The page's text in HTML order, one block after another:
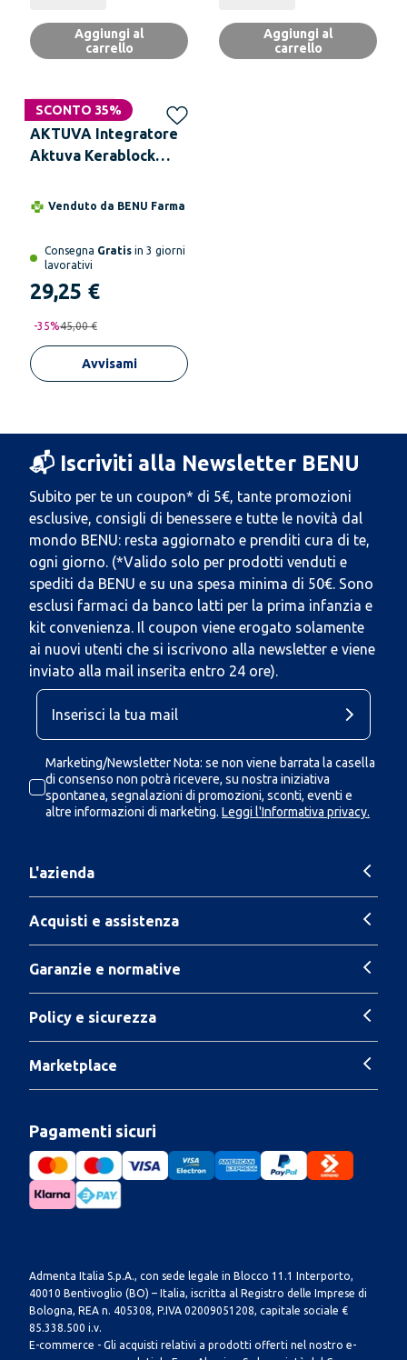
Aggiungi al
carrello
Aggiungi al
carrello
SCONTO 35%
Non disponibile
AKTUVA Integratore
Aktuva Kerablock
Compresse
Venduto da BENU Farma
Consegna Gratis in 3 giorni
lavorativi
29,25 €
-35%45,00 €
Avvisami
📬 Iscriviti alla Newsletter BENU
Subito per te un coupon* di 5€, tante promozioni
esclusive, consigli di benessere e tutte le novità dal
mondo BENU: resta aggiornato e prenditi cura di te,
ogni giorno. (*Valido solo per prodotti venduti e
spediti da BENU e su una spesa minima di 50€. Sono
esclusi farmaci da banco latti per la prima infanzia e
kit convenienza. Il coupon viene erogato solamente
ai nuovi utenti che si iscrivono alla newsletter e viene
inviato alla mail inserita entro 24 ore).
Marketing/Newsletter Nota: se non viene barrata la casella
di consenso non potrà ricevere, su nostra iniziativa
spontanea, segnalazioni di promozioni, sconti, eventi e
altre informazioni di marketing. Leggi l'Informativa privacy.
L'azienda
Acquisti e assistenza
Garanzie e normative
Policy e sicurezza
Marketplace
Pagamenti sicuri
Admenta Italia S.p.A., con sede legale in Blocco 11.1 Interporto,
40010 Bentivoglio (BO) – Italia, iscritta al Registro delle Imprese di
Bologna, REA n. 405308, P.IVA 02009051208, capitale sociale €
85.338.500 i.v.
E-commerce - Gli acquisti relativi a prodotti offerti nel nostro e-